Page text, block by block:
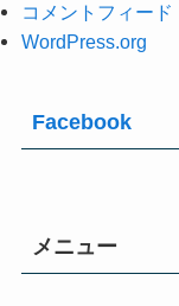
コメントフィード
WordPress.org
Facebook
メニュー